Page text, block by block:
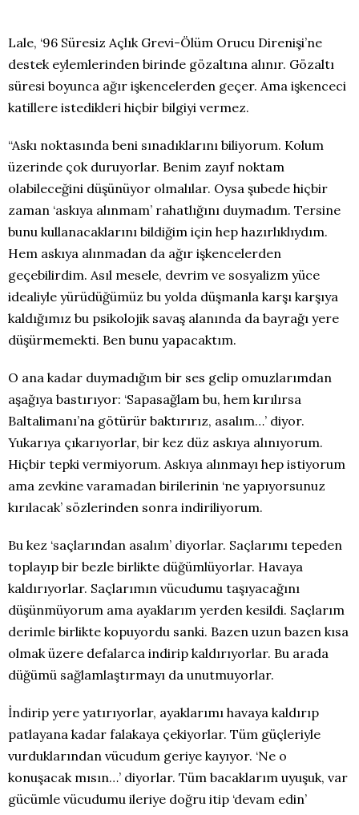
Lale, ‘96 Süresiz Açlık Grevi-Ölüm Orucu Direnişi’ne
destek eylemlerinden birinde gözaltına alınır. Gözaltı
süresi boyunca ağır işkencelerden geçer. Ama işkenceci
katillere istedikleri hiçbir bilgiyi vermez.
“Askı noktasında beni sınadıklarını biliyorum. Kolum
üzerinde çok duruyorlar. Benim zayıf noktam
olabileceğini düşünüyor olmalılar. Oysa şubede hiçbir
zaman ‘askıya alınmam’ rahatlığını duymadım. Tersine
bunu kullanacaklarını bildiğim için hep hazırlıklıydım.
Hem askıya alınmadan da ağır işkencelerden
geçebilirdim. Asıl mesele, devrim ve sosyalizm yüce
idealiyle yürüdüğümüz bu yolda düşmanla karşı karşıya
kaldığımız bu psikolojik savaş alanında da bayrağı yere
düşürmemekti. Ben bunu yapacaktım.
O ana kadar duymadığım bir ses gelip omuzlarımdan
aşağıya bastırıyor: ‘Sapasağlam bu, hem kırılırsa
Baltalimanı’na götürür baktırırız, asalım…’ diyor.
Yukarıya çıkarıyorlar, bir kez düz askıya alınıyorum.
Hiçbir tepki vermiyorum. Askıya alınmayı hep istiyorum
ama zevkine varamadan birilerinin ‘ne yapıyorsunuz
kırılacak’ sözlerinden sonra indiriliyorum.
Bu kez ‘saçlarından asalım’ diyorlar. Saçlarımı tepeden
toplayıp bir bezle birlikte düğümlüyorlar. Havaya
kaldırıyorlar. Saçlarımın vücudumu taşıyacağını
düşünmüyorum ama ayaklarım yerden kesildi. Saçlarım
derimle birlikte kopuyordu sanki. Bazen uzun bazen kısa
olmak üzere defalarca indirip kaldırıyorlar. Bu arada
düğümü sağlamlaştırmayı da unutmuyorlar.
İndirip yere yatırıyorlar, ayaklarımı havaya kaldırıp
patlayana kadar falakaya çekiyorlar. Tüm güçleriyle
vurduklarından vücudum geriye kayıyor. ‘Ne o
konuşacak mısın…’ diyorlar. Tüm bacaklarım uyuşuk, var
gücümle vücudumu ileriye doğru itip ‘devam edin’